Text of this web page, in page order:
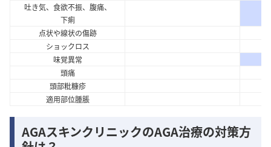
吐き気、食欲不振、腹痛、
下痢
点状や線状の傷跡
ショックロス
味覚異常
頭痛
頭部粃糠疹
適用部位腫脹
AGAスキンクリニックのAGA治療の対策方